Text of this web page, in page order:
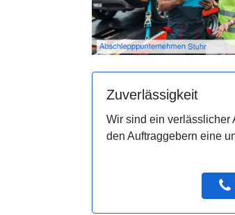
Zuverlässigkeit
Wir sind ein verlässlicher
den Auftraggebern eine